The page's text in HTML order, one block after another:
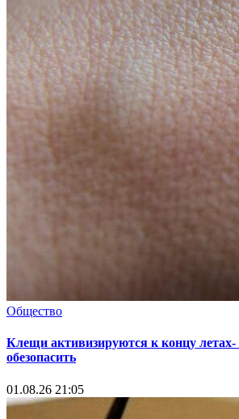
Общество
Клещи активизируются к концу летах-
обезопасить
01.08.26 21:05